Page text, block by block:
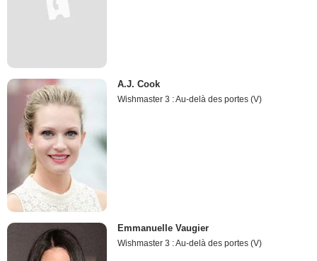
A.J. Cook
Wishmaster 3 : Au-delà des portes (V)
Emmanuelle Vaugier
Wishmaster 3 : Au-delà des portes (V)